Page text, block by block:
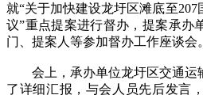
就“关于加快建设龙圩区滩底至
议”重点提案进行督办，提案承办
门、提案人等参加督办工作座谈会。
会上，承办单位龙圩区交通运
了详细汇报，与会人员先后发言